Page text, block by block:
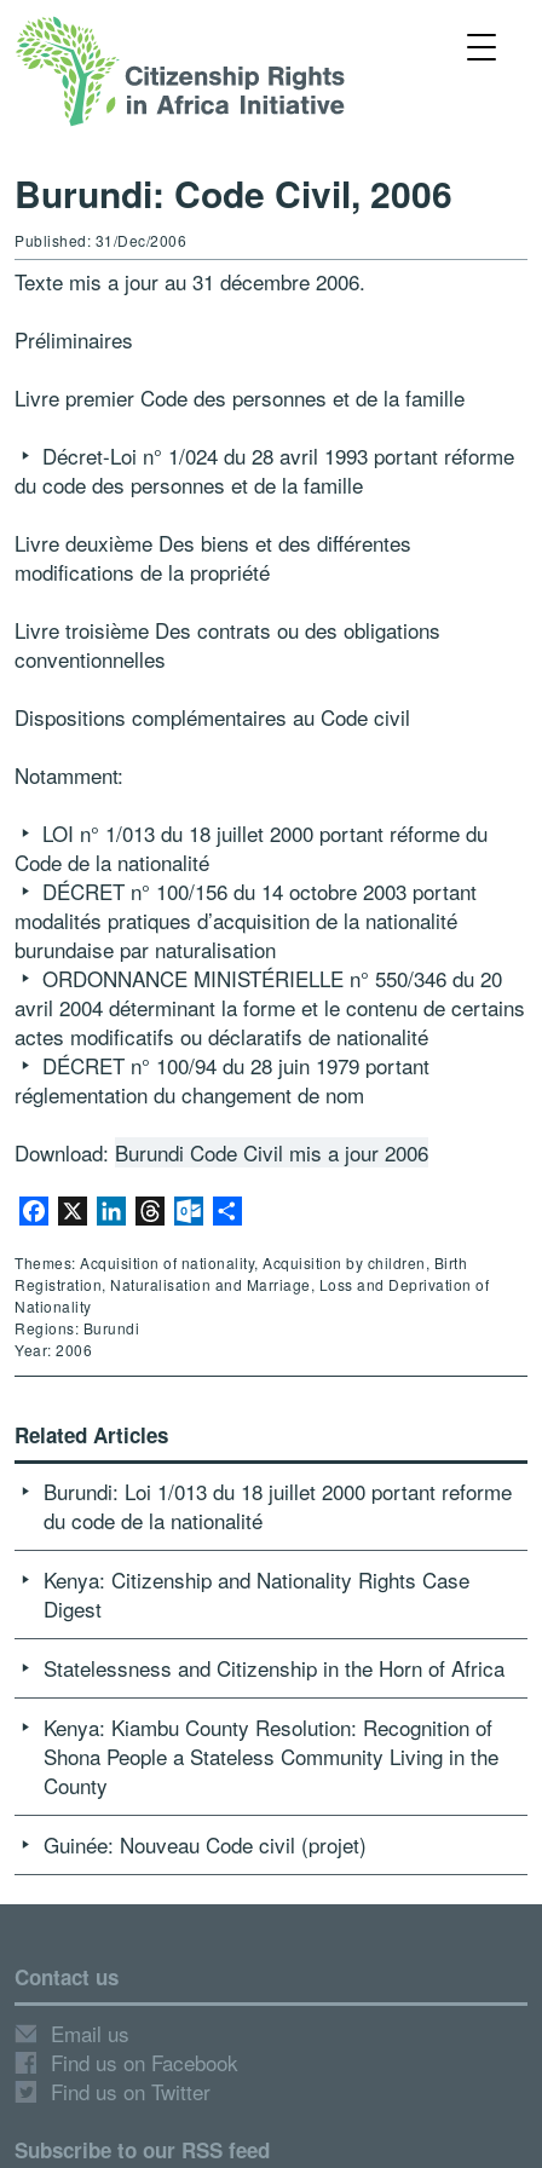
Burundi: Code Civil, 2006
Published: 31/Dec/2006
Texte mis a jour au 31 décembre 2006.
Préliminaires
Livre premier Code des personnes et de la famille
Décret-Loi n° 1/024 du 28 avril 1993 portant réforme
du code des personnes et de la famille
Livre deuxième Des biens et des différentes
modifications de la propriété
Livre troisième Des contrats ou des obligations
conventionnelles
Dispositions complémentaires au Code civil
Notamment:
LOI n° 1/013 du 18 juillet 2000 portant réforme du
Code de la nationalité
DÉCRET n° 100/156 du 14 octobre 2003 portant
modalités pratiques d’acquisition de la nationalité
burundaise par naturalisation
ORDONNANCE MINISTÉRIELLE n° 550/346 du 20
avril 2004 déterminant la forme et le contenu de certains
actes modificatifs ou déclaratifs de nationalité
DÉCRET n° 100/94 du 28 juin 1979 portant
réglementation du changement de nom
Download: Burundi Code Civil mis a jour 2006
Facebook LinkedInThreadsOutlook.com
Themes: Acquisition of nationality, Acquisition by children, Birth
Registration, Naturalisation and Marriage, Loss and Deprivation of
Nationality
Regions: Burundi
Year: 2006
Related Articles
Burundi: Loi 1/013 du 18 juillet 2000 portant reforme
du code de la nationalité
Kenya: Citizenship and Nationality Rights Case
Digest
Statelessness and Citizenship in the Horn of Africa
Kenya: Kiambu County Resolution: Recognition of
Shona People a Stateless Community Living in the
County
Guinée: Nouveau Code civil (projet)
Contact us
Email us
Find us on Facebook
Find us on Twitter
Subscribe to our RSS feed